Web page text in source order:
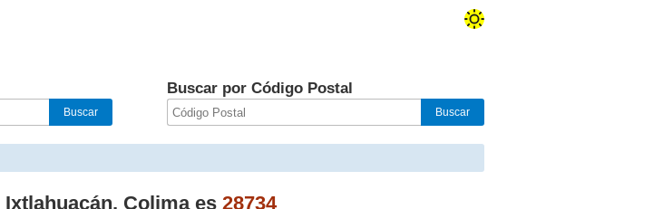
Buscar por Código Postal
Ixtlahuacán, Colimaes 28734